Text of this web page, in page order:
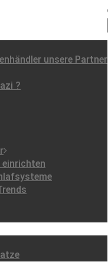
unsere Partner
?